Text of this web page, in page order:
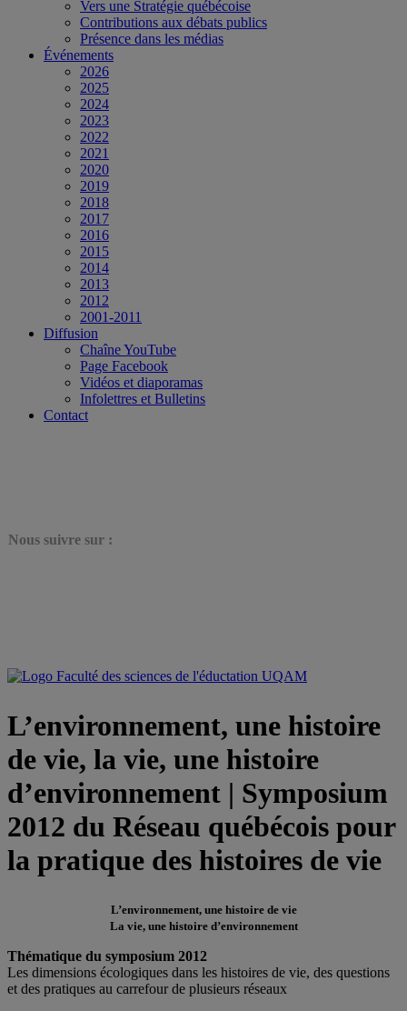
Vers une Stratégie québécoise
Contributions aux débats publics
Présence dans les médias
Événements
2026
2025
2024
2023
2022
2021
2020
2019
2018
2017
2016
2015
2014
2013
2012
2001-2011
Diffusion
Chaîne YouTube
Page Facebook
Vidéos et diaporamas
Infolettres et Bulletins
Contact
Nous suivre sur :
L’environnement, une histoire
de vie, la vie, une histoire
d’environnement | Symposium
2012 du Réseau québécois pour
la pratique des histoires de vie
L’environnement, une histoire de vie
La vie, une histoire d’environnement
Thématique du symposium 2012
Les dimensions écologiques dans les histoires de vie, des questions
et des pratiques au carrefour de plusieurs réseaux